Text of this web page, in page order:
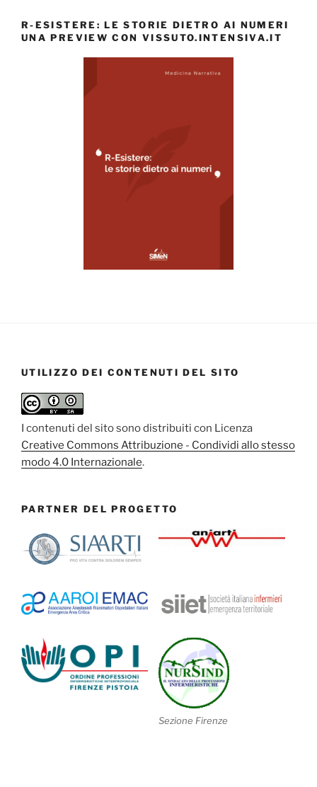
R-ESISTERE: LE STORIE DIETRO AI NUMERI
UNA PREVIEW CON VISSUTO.INTENSIVA.IT
UTILIZZO DEI CONTENUTI DEL SITO
I contenuti del sito sono distribuiti con Licenza
Creative Commons Attribuzione - Condividi allo stesso
modo 4.0 Internazionale.
PARTNER DEL PROGETTO
Sezione Firenze